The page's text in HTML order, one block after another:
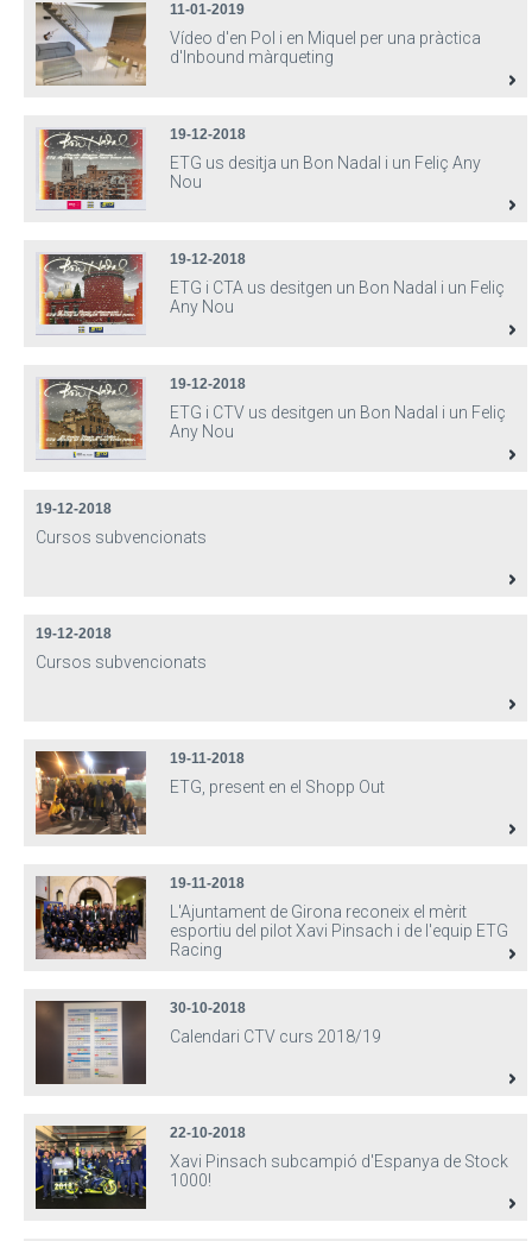
11-01-2019
Vídeo d'en Pol i en Miquel per una pràctica
d'Inbound màrqueting
19-12-2018
ETG us desitja un Bon Nadal i un Feliç Any
Nou
19-12-2018
ETG i CTA us desitgen un Bon Nadal i un Feliç
Any Nou
19-12-2018
ETG i CTV us desitgen un Bon Nadal i un Feliç
Any Nou
19-12-2018
Cursos subvencionats
19-12-2018
Cursos subvencionats
19-11-2018
ETG, present en el Shopp Out
19-11-2018
L'Ajuntament de Girona reconeix el mèrit
esportiu del pilot Xavi Pinsach i de l'equip ETG
Racing
30-10-2018
Calendari CTV curs 2018/19
22-10-2018
Xavi Pinsach subcampió d'Espanya de Stock
1000!